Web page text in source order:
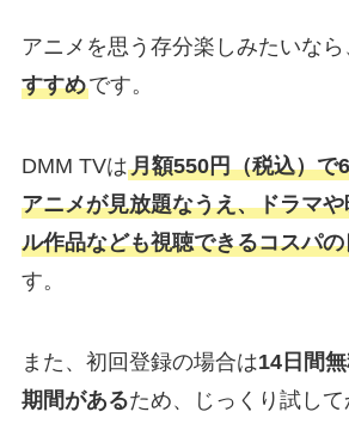
アニメを思う存分楽しみたいなら
すすめです。
DMM TVは月額550円（税込）で
アニメが見放題なうえ、ドラマ
ル作品なども視聴できるコスパ
す。
また、初回登録の場合は14日間
期間があるため、じっくり試し